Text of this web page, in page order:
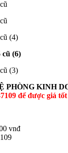
PHÒNG KINH
để được giá
vnđ